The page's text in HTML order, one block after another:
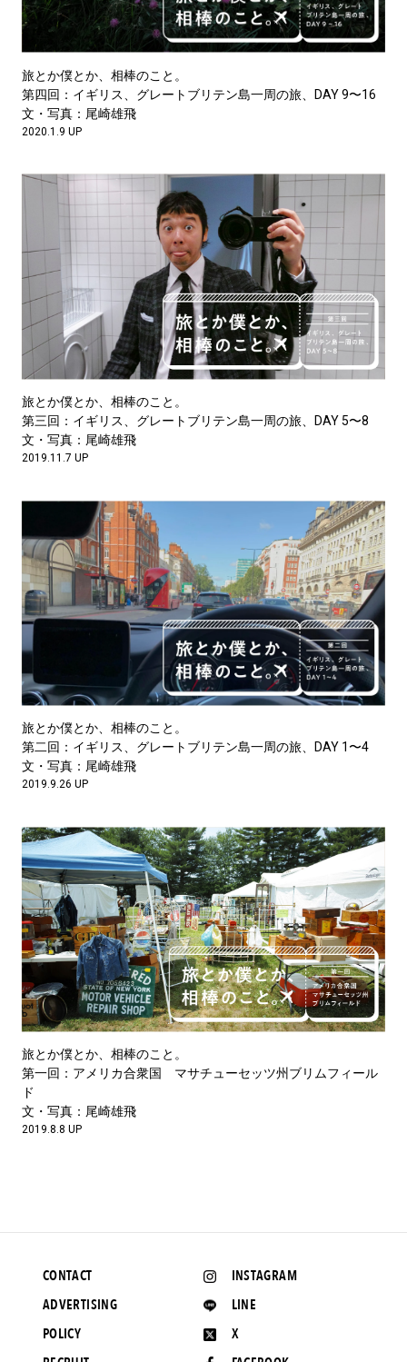
旅とか僕とか、相棒のこと。
第四回：イギリス、グレートブリテン島一周の旅、DAY 9〜16
文・写真：尾崎雄飛
2020.1.9 UP
旅とか僕とか、相棒のこと。
第三回：イギリス、グレートブリテン島一周の旅、DAY 5〜8
文・写真：尾崎雄飛
2019.11.7 UP
旅とか僕とか、相棒のこと。
第二回：イギリス、グレートブリテン島一周の旅、DAY 1〜4
文・写真：尾崎雄飛
2019.9.26 UP
旅とか僕とか、相棒のこと。
第一回：アメリカ合衆国 マサチューセッツ州ブリムフィール
ド
文・写真：尾崎雄飛
2019.8.8 UP
INSTAGRAM
LINE
X
CONTACT
ADVERTISING
POLICY